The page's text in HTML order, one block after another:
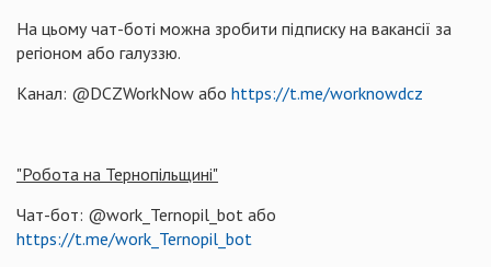
На цьому чат-боті можна зробити підписку на вакансії за
регіоном або галуззю.
Канал: @DCZWorkNow або https://t.me/worknowdcz
"Робота на Тернопільщині"
Чат-бот: @work_Ternopil_bot або
https://t.me/work_Ternopil_bot